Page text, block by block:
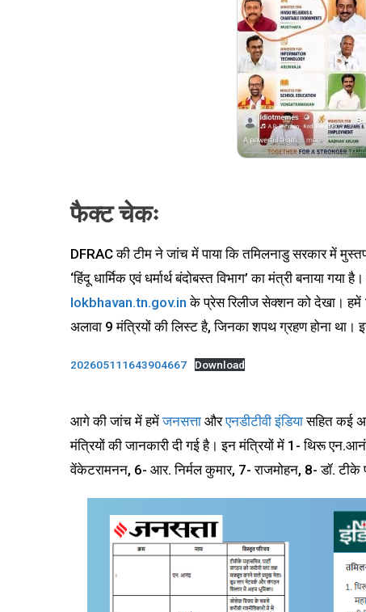
फैक्ट चेकः
DFRAC की टीम ने जांच में पाया कि तमिलनाडु सरकार में
‘हिंदू धार्मिक एवं धर्मार्थ बंदोबस्त विभाग’ का मंत्री बनाया
lokbhavan.tn.gov.in के प्रेस रिलीज सेक्शन को देखा। हमें
अलावा 9 मंत्रियों की लिस्ट है, जिनका शपथ ग्रहण होना
202605111643904667 Download
आगे की जांच में हमेंजनसत्ता औरएनडीटीवी इंडियासहित कई
मंत्रियों की जानकारी दी गई है। इन मंत्रियों में 1- थिरू
वेंकेटरामनन, 6- आर. निर्मल कुमार, 7- राजमोहन, 8- डॉ. टीके